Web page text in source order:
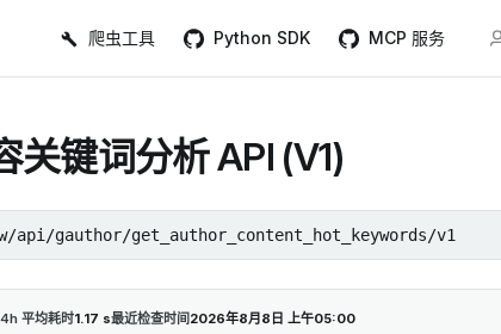
爬虫工具 Python SDK MCP 服务
键词分析 API (V1)
gauthor/get_author_content_hot_keywords/v1
平均耗时1.17 s最近检查时间2026年8月8日 上午05:00